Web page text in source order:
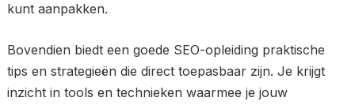
kunt aanpakken.
Bovendien biedt een goede SEO-opleiding praktische
tips en strategieën die direct toepasbaar zijn. Je krijgt
inzicht in tools en technieken waarmee je jouw